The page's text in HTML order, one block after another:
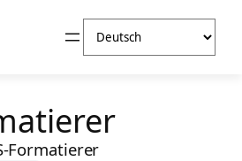
Sprache
auswählen
Formatierer